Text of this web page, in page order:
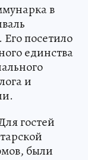
в
посетило
единства
и
гостей
были